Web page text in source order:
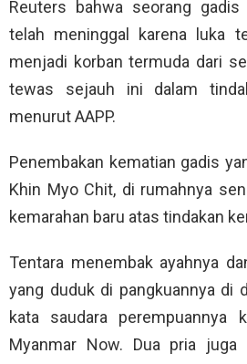
Reuters bahwa seorang
telah meninggal karena luka
menjadi korban termuda dari
tewas sejauh ini dalam
menurut AAPP.
Penembakan kematian gadis
Khin Myo Chit, di rumahnya
kemarahan baru atas tindakan
Tentara menembak ayahnya
yang duduk di pangkuannya di
kata saudara perempuannya
Myanmar Now. Dua pria